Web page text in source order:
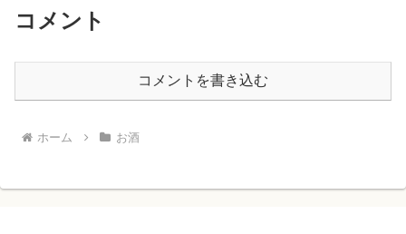
コメント
コメントを書き込む
ホーム お酒